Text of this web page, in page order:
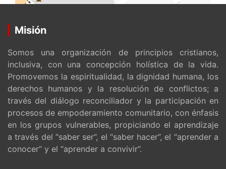
Misión
Somos una organización de principios cristianos,
inclusiva, con una concepción holística de la vida.
Promovemos la espiritualidad, la dignidad humana, los
derechos humanos y la resolución de conflictos; a
través del diálogo reconciliador y la participación en
procesos de empoderamiento comunitario, con énfasis
en los grupos vulnerables, propiciando el aprendizaje
a través del “saber ser”, el “saber hacer”, el “aprender a
conocer” y el “aprender a convivir”.